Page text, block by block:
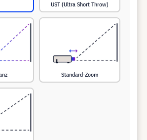
UST (Ultra Short Throw)
Standard-Zoom